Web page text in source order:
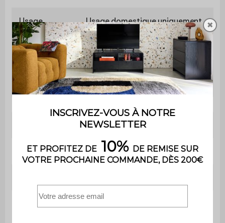
Usage Usage domestique uniquement
Garantie 2 ans
Montage
Le montage est très simple, une
notice est fournie
24 kg
Revêtement tissu 100% polyester
1
✖